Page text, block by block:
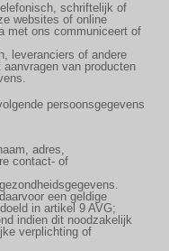
schriftelijk of
websites of online
met ons communiceert of
leveranciers of andere
van producten
persoonsgegevens
adres,
contact- of
een geldige
in artikel 9 AVG;
indien dit noodzakelijk
verplichting of